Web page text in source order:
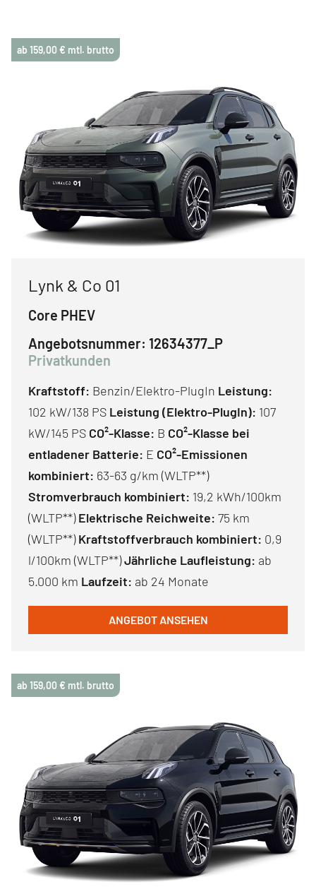
ab 159,00 € mtl. brutto
Lynk & Co 01
Core PHEV
Angebotsnummer: 12634377_P
Privatkunden
Kraftstoff: Benzin/Elektro-PlugIn Leistung:
102 kW/138 PS Leistung (Elektro-PlugIn): 107
kW/145 PS CO²-Klasse: B CO²-Klasse bei
entladener Batterie: E CO²-Emissionen
kombiniert: 63-63 g/km (WLTP**)
Stromverbrauch kombiniert: 19,2 kWh/100km
(WLTP**)Elektrische Reichweite: 75 km
(WLTP**)Kraftstoffverbrauch kombiniert: 0,9
l/100km (WLTP**)Jährliche Laufleistung: ab
5.000 km Laufzeit: ab 24 Monate
ANGEBOT ANSEHEN
ab 159,00 € mtl. brutto